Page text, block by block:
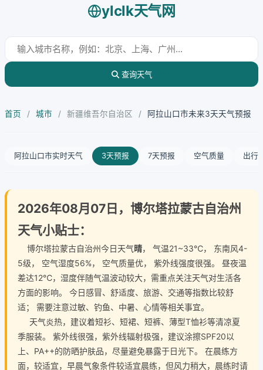
ylclk天气网
查询天气
首页 / 城市 / 新疆维吾尔自治区 / 阿拉山口市未来3天天气预报
阿拉山口市实时天气 3天预报 7天预报 空气质量 出行
2026年08月07日，博尔塔拉蒙古自治州
天气小贴士：
博尔塔拉蒙古自治州今日天气晴， 气温21~33℃， 东南风4-
5级， 空气湿度56%， 空气质量优， 紫外线强度很强。 昼夜温
差达12℃，湿度伴随气温波动较大，需重点关注天气对生活各
方面的影响。 今日感冒、舒适度、旅游、交通等指数比较舒
适； 需要注意过敏、钓鱼、中暑、心情等相关事宜。
天气炎热，建议着短衫、短裙、短裤、薄型T恤衫等清凉夏
季服装。 紫外线很强，紫外线辐射极强，建议涂擦SPF20以
上、PA++的防晒护肤品，尽量避免暴露于日光下。 在晨练方
面，较适宜，早晨气象条件较适宜晨练，但风力稍大，晨练时请